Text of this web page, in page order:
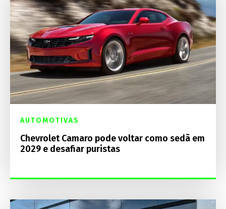
AUTOMOTIVAS
Chevrolet Camaro pode voltar como sedã em
2029 e desafiar puristas